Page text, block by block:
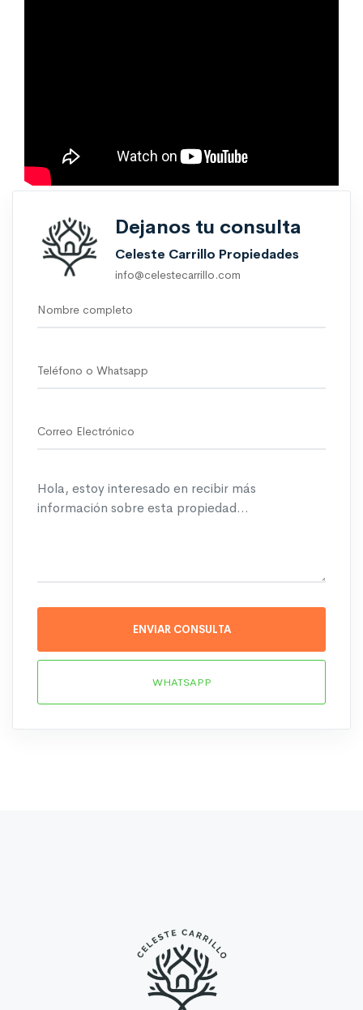
Dejanos tu consulta
Celeste Carrillo Propiedades
info@celestecarrillo.com
ENVIAR CONSULTA
WHATSAPP